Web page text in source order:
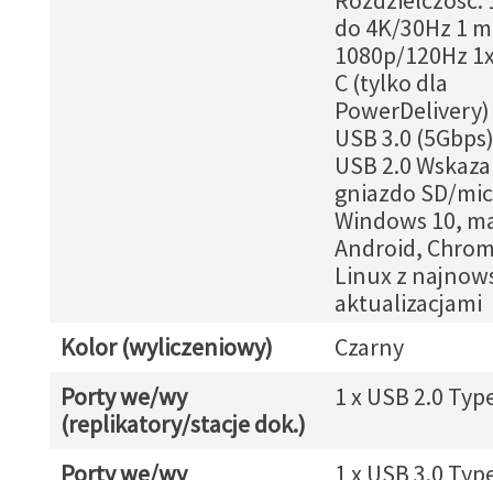
do 4K/30Hz 1
1080p/120Hz
C (tylko dla
USB 3.0
USB 2.0
gniazdo SD/
Windows 10,
Android,
Linux z
aktualizacjami
Kolor (wyliczeniowy)
Czarny
Porty we/wy
(replikatory/stacje dok.)
1 x USB 2.0
Porty we/wy 1 x USB 3.0